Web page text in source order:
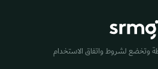
وتخضع لشروط واتفاق الاستخدام